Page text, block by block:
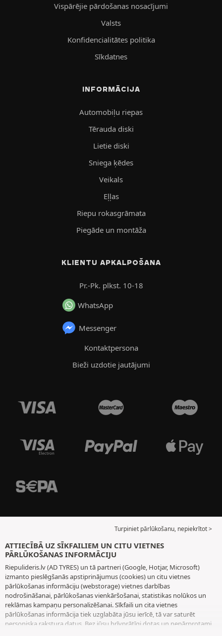
Vispārējie pārdošanas nosacījumi
Valsts
Konfidencialitātes politika
Sīkdatnes
INFORMĀCIJA
Automobiļu riepas
Tērauda diski
Lietie diski
Sniega ķēdes
Veikals
Eļļas
Riepu rokasgrāmata
Piegāde un montāža
KLIENTU APKALPOŠANA
Pr.-Pk. plkst. 10-18
WhatsApp
Messenger
Kontaktpersona
Bieži uzdotie jautājumi
Turpiniet pārlūkošanu, nepiekrītot >
ATTIECĪBĀ UZ SĪKFAILIEM UN CITU VIETNES
PĀRLŪKOŠANAS INFORMĀCIJU
Riepulideris.lv (AD TYRES) un tā partneri (Google, Hotjar, Microsoft)
izmanto pieslēgšanās apstiprinājumus (cookies) un citu vietnes
pārlūkošanas informāciju (webstorage) vietnes darbības
nodrošināšanai, pārlūkošanas vienkāršošanai, statistikas nolūkos un
reklāmas kampaņu personalizēšanai. Sīkfaili un cita vietnes
pārlūkošanas informācija tiek uzglabāta jūsu ierīcē, tā var saturēt
personiska rakstura datus. Bez jūsu brīvprātīgi dotas un nepārprotami